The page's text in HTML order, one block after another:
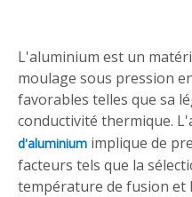
L'aluminium est un
moulage sous pression
favorables telles que sa
conductivité thermique.
d'aluminium implique de
facteurs tels que la
température de fusion et